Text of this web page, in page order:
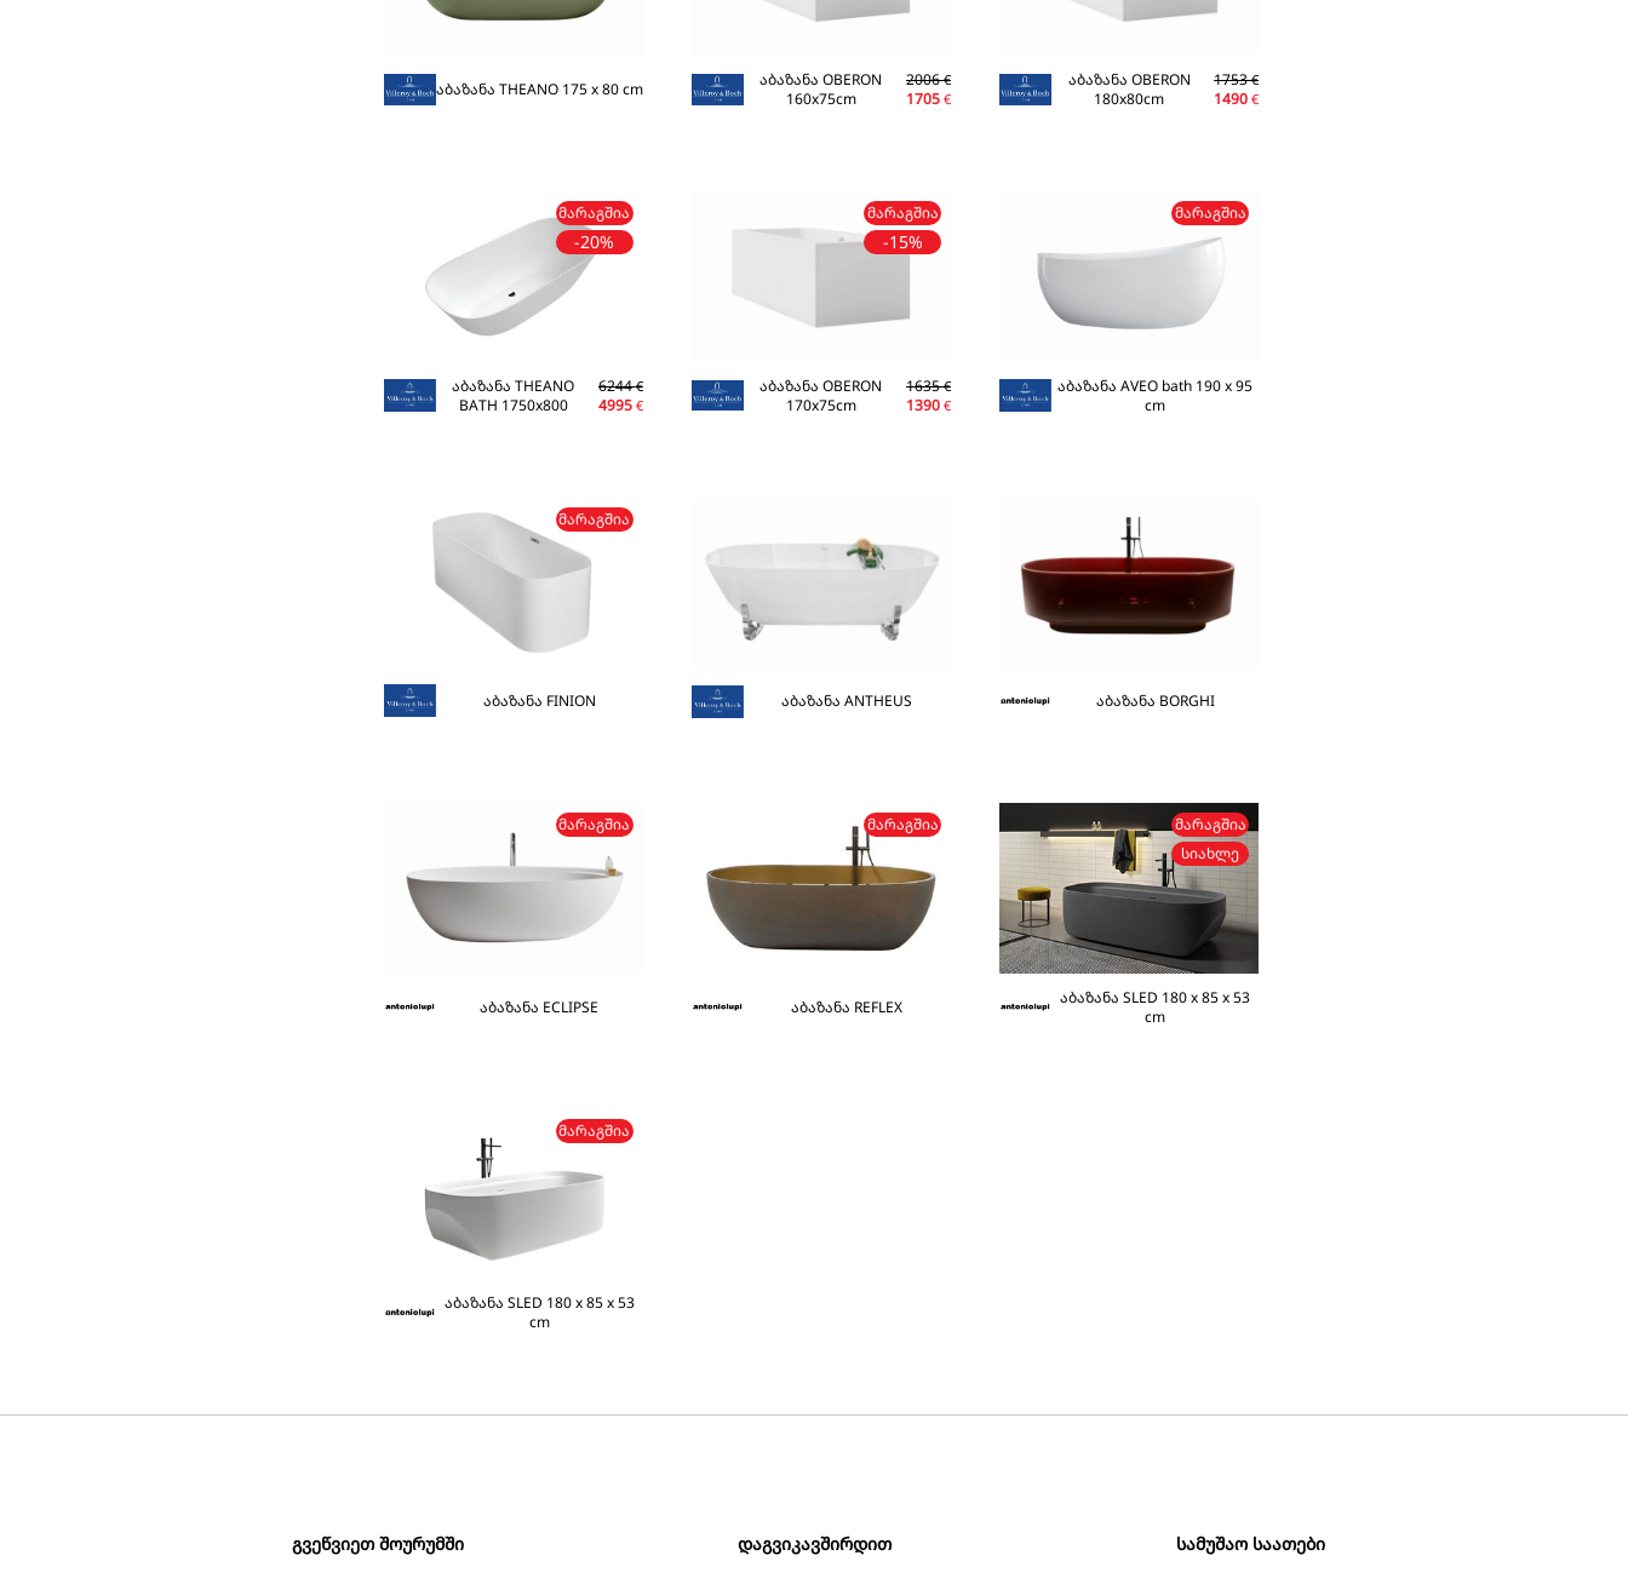
აბაზანა THEANO 175 x 80 cm
აბაზანა OBERON
160x75cm
2006€
1705€
აბაზანა OBERON
180x80cm
1753€
1490€
ᲛᲐᲠᲐᲒᲨᲘᲐ
-20%
აბაზანა THEANO
BATH 1750x800
6244€
4995 €
ᲛᲐᲠᲐᲒᲨᲘᲐ
-15%
აბაზანა OBERON
170x75cm
1635€
1390€
ᲛᲐᲠᲐᲒᲨᲘᲐ
აბაზანა AVEO bath 190 x 95
cm
ᲛᲐᲠᲐᲒᲨᲘᲐ
აბაზანა FINION აბაზანა ANTHEUS აბაზანა BORGHI
ᲛᲐᲠᲐᲒᲨᲘᲐ
აბაზანა ECLIPSE
ᲛᲐᲠᲐᲒᲨᲘᲐ
აბაზანა REFLEX
ᲛᲐᲠᲐᲒᲨᲘᲐ
ᲡᲘᲐᲮᲚᲔ
აბაზანა SLED 180 x 85 x 53
cm
ᲛᲐᲠᲐᲒᲨᲘᲐ
აბაზანა SLED 180 x 85 x 53
cm
ᲒᲕᲔᲬᲕᲘᲔᲗ ᲨᲝᲣᲠᲣᲛᲨᲘ ᲓᲐᲒᲕᲘᲙᲐᲕᲨᲘᲠᲓᲘᲗ ᲡᲐᲛᲣᲨᲐᲝ ᲡᲐᲐᲗᲔᲑᲘ